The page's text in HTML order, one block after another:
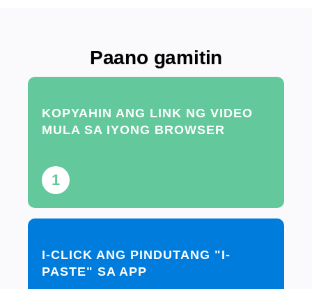
Paano gamitin
1
KOPYAHIN ANG LINK NG VIDEO
MULA SA IYONG BROWSER
I-CLICK ANG PINDUTANG "I-
PASTE" SA APP